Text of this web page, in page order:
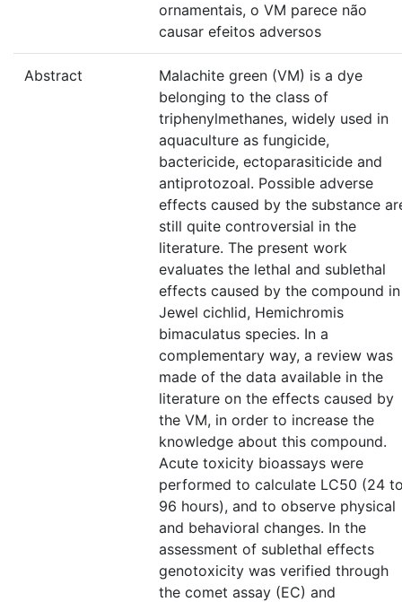
ornamentais, o VM parece não
causar efeitos adversos
Abstract
Malachite green (VM) is a dye
belonging to the class of
triphenylmethanes, widely used in
aquaculture as fungicide,
bactericide, ectoparasiticide and
antiprotozoal. Possible adverse
effects caused by the substance
still quite controversial in the
literature. The present work
evaluates the lethal and sublethal
effects caused by the compound in
Jewel cichlid, Hemichromis
bimaculatus species. In a
complementary way, a review was
made of the data available in the
literature on the effects caused by
the VM, in order to increase the
knowledge about this compound.
Acute toxicity bioassays were
performed to calculate LC50 (24
96 hours), and to observe physical
and behavioral changes. In the
assessment of sublethal effects
genotoxicity was verified through
the comet assay (EC) and